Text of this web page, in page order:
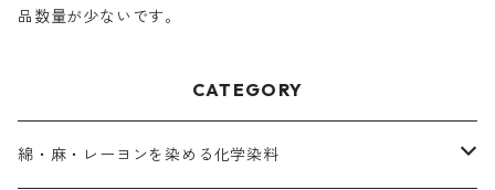
品数量が少ないです。
CATEGORY
綿・麻・レーヨンを染める化学染料